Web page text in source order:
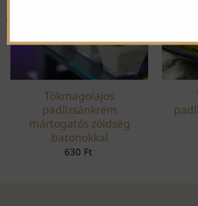
Tökmagolajos
padlizsánkrém
mártogatós zöldség
batonokkal
630 Ft